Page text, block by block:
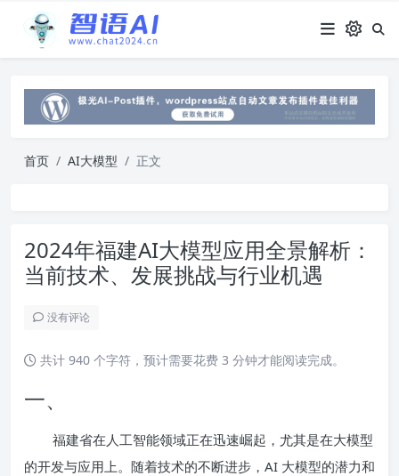
首页 AI大模型 正文
2024年福建AI大模型应用全景解析：
当前技术、发展挑战与行业机遇
没有评论
共计 940 个字符，预计需要花费 3 分钟才能阅读完成。
一、
福建省在人工智能领域正在迅速崛起，尤其是在大模型
的开发与应用上。随着技术的不断进步，AI 大模型的潜力和